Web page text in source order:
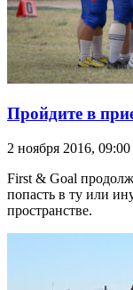
Пройдите в
2 ноября 2016, 09:00
First & Goal
попасть в ту или
пространстве.